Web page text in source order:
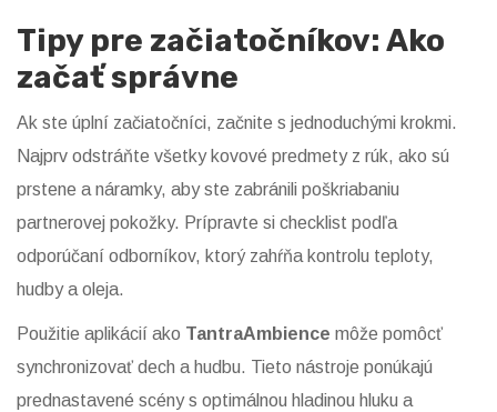
Tipy pre začiatočníkov: Ako
začať správne
Ak ste úplní začiatočníci, začnite s jednoduchými krokmi.
Najprv odstráňte všetky kovové predmety z rúk, ako sú
prstene a náramky, aby ste zabránili poškriabaniu
partnerovej pokožky. Prípravte si checklist podľa
odporúčaní odborníkov, ktorý zahŕňa kontrolu teploty,
hudby a oleja.
Použitie aplikácií ako TantraAmbience môže pomôcť
synchronizovať dech a hudbu. Tieto nástroje ponúkajú
prednastavené scény s optimálnou hladinou hluku a